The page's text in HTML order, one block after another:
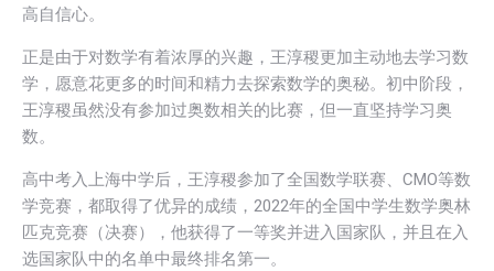
高自信心。
正是由于对数学有着浓厚的兴趣，王淳稷更加主动地去学习数
学，愿意花更多的时间和精力去探索数学的奥秘。初中阶段，
王淳稷虽然没有参加过奥数相关的比赛，但一直坚持学习奥
数。
高中考入上海中学后，王淳稷参加了全国数学联赛、CMO等数
学竞赛，都取得了优异的成绩，2022年的全国中学生数学奥林
匹克竞赛（决赛），他获得了一等奖并进入国家队，并且在入
选国家队中的名单中最终排名第一。